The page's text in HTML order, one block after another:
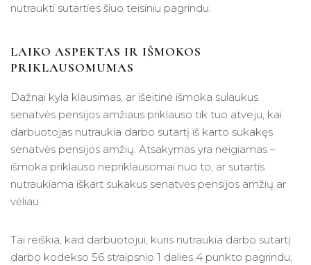
nutraukti sutarties šiuo teisiniu pagrindu.
LAIKO ASPEKTAS IR IŠMOKOS
PRIKLAUSOMUMAS
Dažnai kyla klausimas, ar išeitinė išmoka sulaukus
senatvės pensijos amžiaus priklauso tik tuo atveju, kai
darbuotojas nutraukia darbo sutartį iš karto sukakęs
senatvės pensijos amžių. Atsakymas yra neigiamas –
išmoka priklauso nepriklausomai nuo to, ar sutartis
nutraukiama iškart sukakus senatvės pensijos amžių ar
vėliau.
Tai reiškia, kad darbuotojui, kuris nutraukia darbo sutartį
darbo kodekso 56 straipsnio 1 dalies 4 punkto pagrindu,